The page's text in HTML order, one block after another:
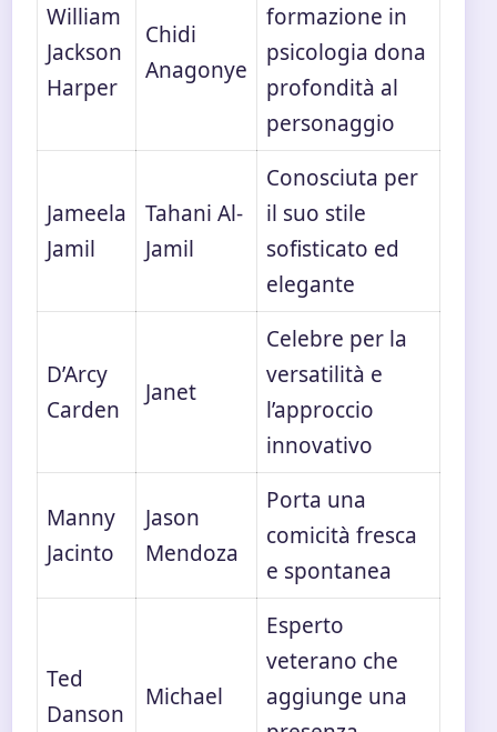
William
Jackson
Harper
Chidi
Anagonye
formazione in
psicologia dona
profondità al
personaggio
Jameela
Jamil
Tahani Al-
Jamil
Conosciuta per
il suo stile
sofisticato ed
elegante
D’Arcy
Carden
Janet
Celebre per la
versatilità e
l’approccio
innovativo
Manny
Jacinto
Jason
Mendoza
Porta una
comicità fresca
e spontanea
Ted
Danson
Michael
Esperto
veterano che
aggiunge una